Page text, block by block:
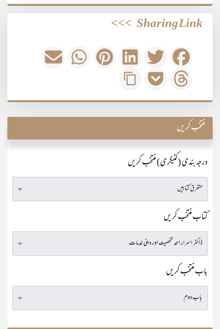
Sharing Link
>>>
منتخب کریں
درجہ بندی (کٹیگری) منتخب کریں
کتاب منتخب کریں
باب منتخب کریں